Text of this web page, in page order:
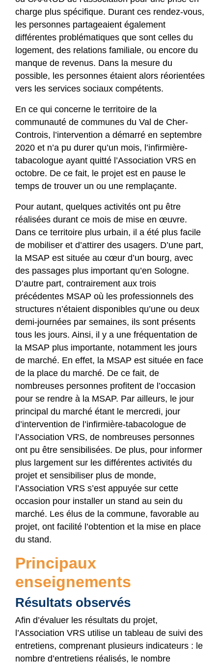
charge plus spécifique. Durant ces rendez-vous,
les personnes partageaient également
différentes problématiques que sont celles du
logement, des relations familiale, ou encore du
manque de revenus. Dans la mesure du
possible, les personnes étaient alors réorientées
vers les services sociaux compétents.
En ce qui concerne le territoire de la
communauté de communes du Val de Cher-
Controis, l’intervention a démarré en septembre
2020 et n’a pu durer qu’un mois, l’infirmière-
tabacologue ayant quitté l’Association VRS en
octobre. De ce fait, le projet est en pause le
temps de trouver un ou une remplaçante.
Pour autant, quelques activités ont pu être
réalisées durant ce mois de mise en œuvre.
Dans ce territoire plus urbain, il a été plus facile
de mobiliser et d’attirer des usagers. D’une part,
la MSAP est située au cœur d’un bourg, avec
des passages plus important qu’en Sologne.
D’autre part, contrairement aux trois
précédentes MSAP où les professionnels des
structures n’étaient disponibles qu’une ou deux
demi-journées par semaines, ils sont présents
tous les jours. Ainsi, il y a une fréquentation de
la MSAP plus importante, notamment les jours
de marché. En effet, la MSAP est située en face
de la place du marché. De ce fait, de
nombreuses personnes profitent de l’occasion
pour se rendre à la MSAP. Par ailleurs, le jour
principal du marché étant le mercredi, jour
d’intervention de l’infirmière-tabacologue de
l’Association VRS, de nombreuses personnes
ont pu être sensibilisées. De plus, pour informer
plus largement sur les différentes activités du
projet et sensibiliser plus de monde,
l’Association VRS s’est appuyée sur cette
occasion pour installer un stand au sein du
marché. Les élus de la commune, favorable au
projet, ont facilité l’obtention et la mise en place
du stand.
Principaux
enseignements
Résultats observés
Afin d’évaluer les résultats du projet,
l’Association VRS utilise un tableau de suivi des
entretiens, comprenant plusieurs indicateurs : le
nombre d’entretiens réalisés, le nombre